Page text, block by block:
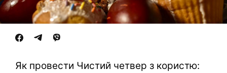
Як провести Чистий четвер з користю: